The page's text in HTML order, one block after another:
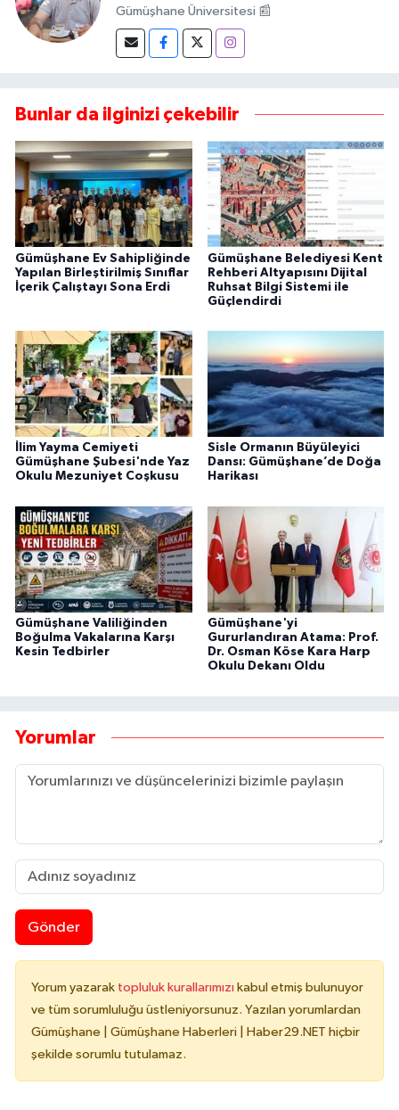
Gümüşhane Üniversitesi 📰
Bunlar da ilginizi çekebilir
Gümüşhane Ev Sahipliğinde
Yapılan Birleştirilmiş Sınıflar
İçerik Çalıştayı Sona Erdi
Gümüşhane Belediyesi Kent
Rehberi Altyapısını Dijital
Ruhsat Bilgi Sistemi ile
Güçlendirdi
İlim Yayma Cemiyeti
Gümüşhane Şubesi'nde Yaz
Okulu Mezuniyet Coşkusu
Sisle Ormanın Büyüleyici
Dansı: Gümüşhane’de Doğa
Harikası
Gümüşhane Valiliğinden
Boğulma Vakalarına Karşı
Kesin Tedbirler
Gümüşhane'yi
Gururlandıran Atama: Prof.
Dr. Osman Köse Kara Harp
Okulu Dekanı Oldu
Yorumlar
Gönder
Yorum yazarak topluluk kurallarımızı kabul etmiş bulunuyor
ve tüm sorumluluğu üstleniyorsunuz. Yazılan yorumlardan
Gümüşhane | Gümüşhane Haberleri | Haber29.NET hiçbir
şekilde sorumlu tutulamaz.